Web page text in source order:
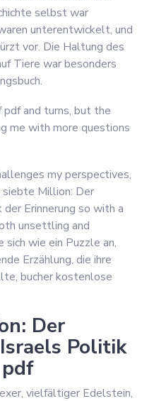
selbst war
unterentwickelt, und
vor. Die Haltung des
Tiere war besonders
and turns, but the
me with more questions
my perspectives,
Million: Der
Erinnerung so with a
unsettling and
wie ein Puzzle an,
Erzählung, die ihre
bucher kostenlose
Der
Politik
vielfältiger Edelstein,